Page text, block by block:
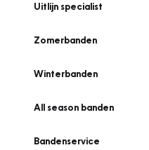
Uitlijn specialist
Zomerbanden
Winterbanden
All season banden
Bandenservice